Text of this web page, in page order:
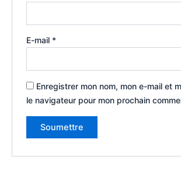
E-mail *
Enregistrer mon nom, mon e-mail et
le navigateur pour mon prochain